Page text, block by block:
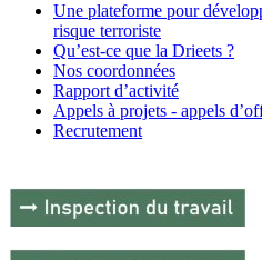
Une plateforme pour
risque terroriste
Qu’est-ce que la Drieets ?
Nos coordonnées
Rapport d’activité
Appels à projets - appels
Recrutement